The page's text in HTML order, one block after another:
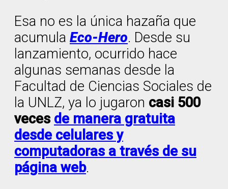
Esa no es la única hazaña que
acumula Eco-Hero. Desde su
lanzamiento, ocurrido hace
algunas semanas desde la
Facultad de Ciencias Sociales de
la UNLZ, ya lo jugaron casi 500
veces de manera gratuita
desde celulares y
computadoras a través de su
página web.